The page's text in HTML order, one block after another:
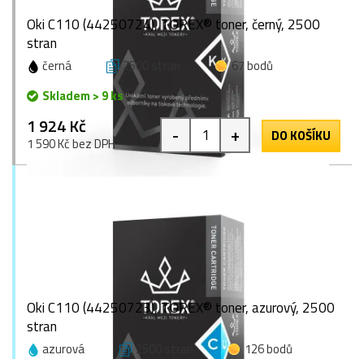
Oki C110 (44250724), TOREX® toner, černý, 2500
stran
černá 2500 stran
67 bodů
Skladem > 9 ks
1 924 Kč
1 590 Kč bez DPH - + DO KOŠÍKU
Oki C110 (44250723), TOREX® toner, azurový, 2500
stran
azurová 2500 stran
126 bodů